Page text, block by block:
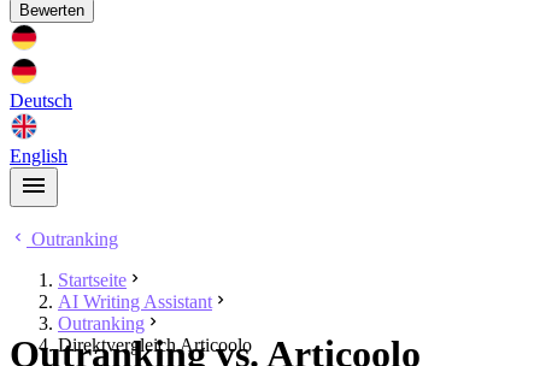
Bewerten
Deutsch
English
Outranking
Startseite
AI Writing Assistant
Outranking
Direktvergleich Articoolo
Outranking vs. Articoolo